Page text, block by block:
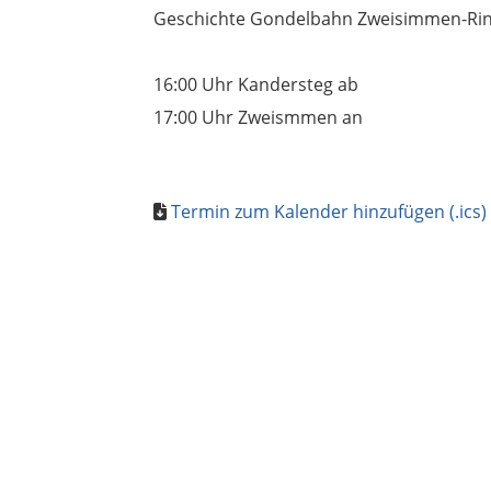
Geschichte Gondelbahn Zweisimmen-
16:00 Uhr Kandersteg ab
17:00 Uhr Zweismmen an
Termin zum Kalender hinzufügen (.ics)